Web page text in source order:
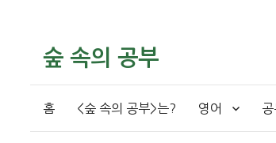
숲 속의 공부
홈 <숲 속의 공부>는? 영어 공